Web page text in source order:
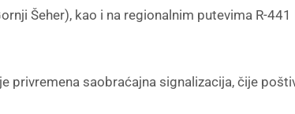
Šeher), kao i na regionalnim putevima R-441
privremena saobraćajna signalizacija, čije